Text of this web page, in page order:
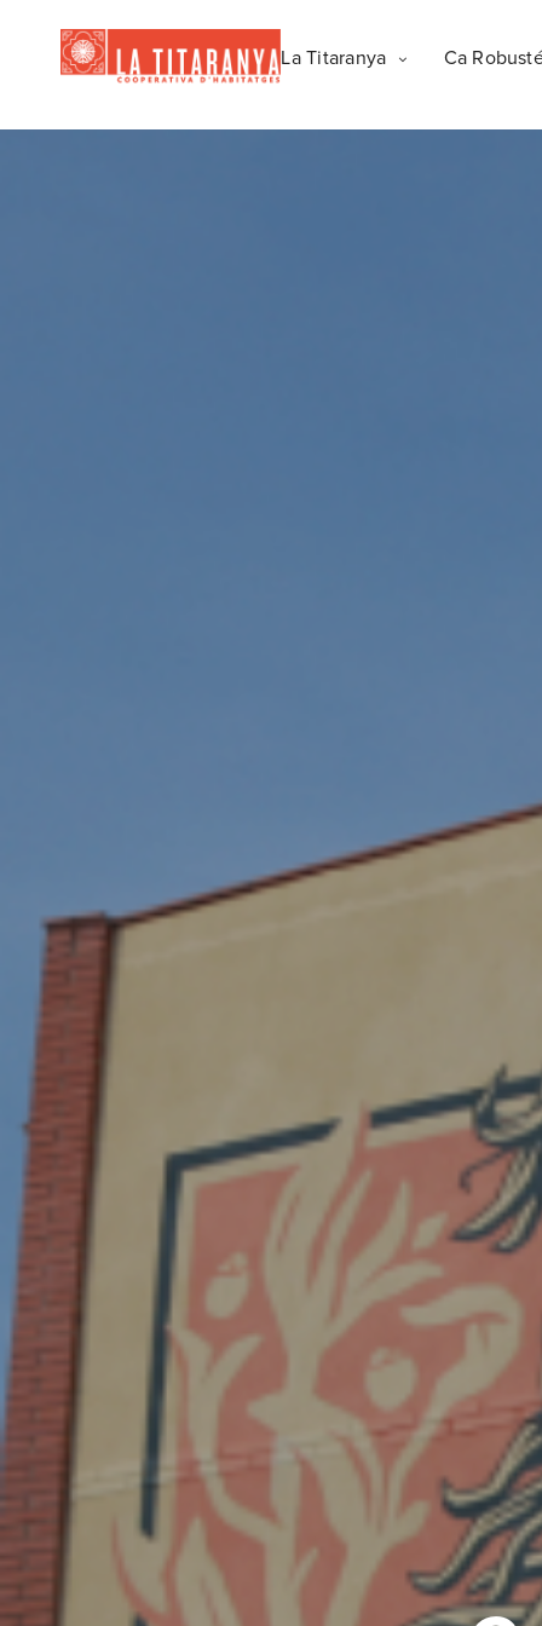
La Titaranya Ca